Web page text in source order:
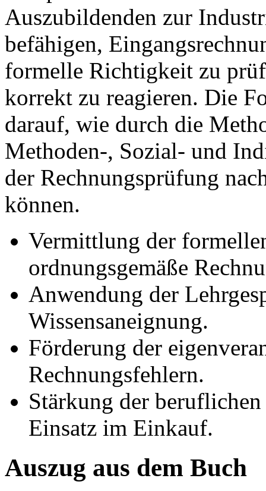
Auszubildenden zur
befähigen,
formelle Richtigkeit zu
korrekt zu reagieren. Die
darauf, wie durch die
Methoden-, Sozial- und
der Rechnungsprüfung
können.
Vermittlung der
ordnungsgemäße
Anwendung der
Wissensaneignung.
Förderung der
Rechnungsfehlern.
Stärkung der
Einsatz im Einkauf.
Auszug aus dem Buch